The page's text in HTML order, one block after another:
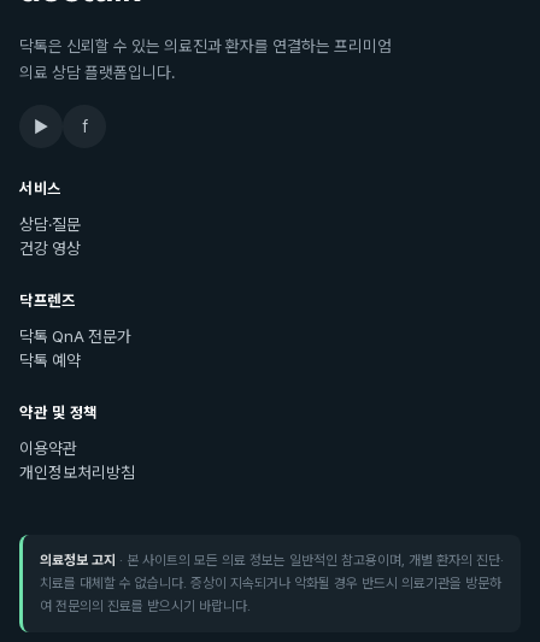
닥톡은 신뢰할 수 있는 의료진과 환자를 연결하는 프리미엄
의료 상담 플랫폼입니다.
▶ f
서비스
상담·질문
건강 영상
닥프렌즈
닥톡 QnA 전문가
닥톡 예약
약관 및 정책
이용약관
개인정보처리방침
의료정보 고지 · 본 사이트의 모든 의료 정보는 일반적인 참고용이며, 개별 환자의 진단·
치료를 대체할 수 없습니다. 증상이 지속되거나 악화될 경우 반드시 의료기관을 방문하
여 전문의의 진료를 받으시기 바랍니다.